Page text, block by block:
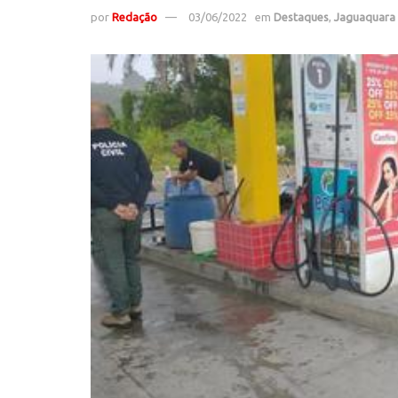
por Redação 03/06/2022 em Destaques, Jaguaquara